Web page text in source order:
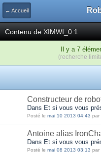
← Accueil
Contenu de XIMWI_0:1
Il y a 7
(recherche
Constructeur de
Dans Et si vous vous
Posté le mai 10 2013 04:43 par
Antoine alias
Dans Et si vous vous
Posté le mai 08 2013 03:13 par